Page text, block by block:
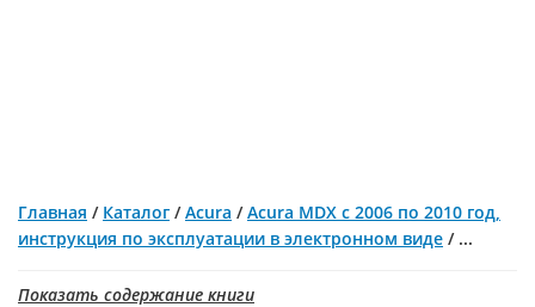
Главная / Каталог /Acura /Acura MDX с 2006 по 2010 год,
инструкция по эксплуатации в электронном виде / ...
Показать содержание книги